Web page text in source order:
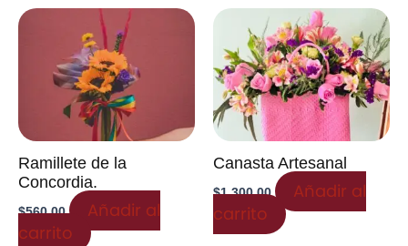
Ramillete de la
Concordia.
$560.00
Añadir al
carrito
Canasta Artesanal
$1,300.00
Añadir al
carrito